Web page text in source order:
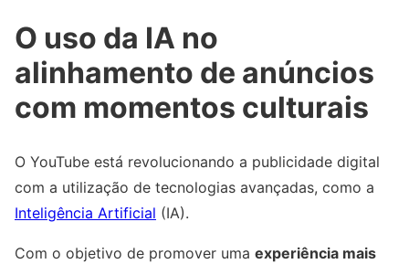
O uso da IA no
alinhamento de anúncios
com momentos culturais
O YouTube está revolucionando a publicidade digital
com a utilização de tecnologias avançadas, como a
Inteligência Artificial (IA).
Com o objetivo de promover uma experiência mais